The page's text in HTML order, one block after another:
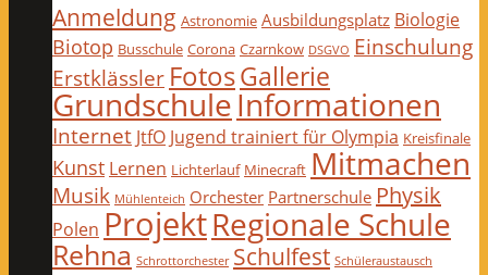
Anmeldung Astronomie Ausbildungsplatz Biologie
Biotop Busschule Corona Czarnkow DSGVO Einschulung
Erstklässler FotosGallerie
GrundschuleInformationen
Internet JtfO Jugend trainiert für Olympia Kreisfinale
Kunst Lernen Lichterlauf Minecraft Mitmachen
Musik Mühlenteich Orchester Partnerschule Physik
Polen ProjektRegionale Schule
Rehna Schrottorchester Schulfest Schüleraustausch